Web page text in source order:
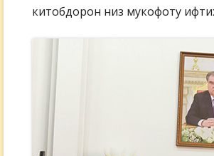
китобдорон низ мукофоту